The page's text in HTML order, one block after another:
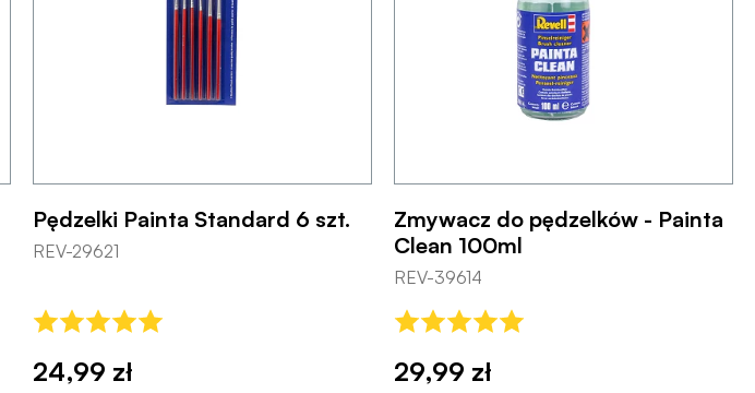
Pędzelki Painta Standard 6 szt.
REV-29621
24,99 zł
Zmywacz do pędzelków - Painta
Clean 100ml
REV-39614
29,99 zł